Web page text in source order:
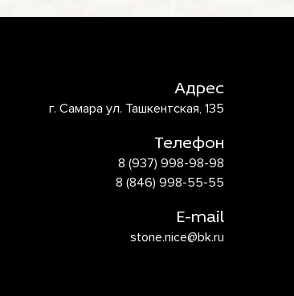
Адрес
г. Самара ул. Ташкентская, 135
Телефон
8 (937) 998-98-98
8 (846) 998-55-55
E-mail
stone.nice@bk.ru